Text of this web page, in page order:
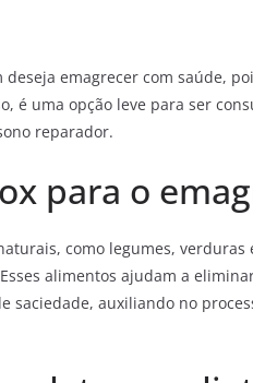
emagrecer com saúde,
é uma opção leve para ser
reparador.
para o
como legumes, verduras
alimentos ajudam a
saciedade, auxiliando no